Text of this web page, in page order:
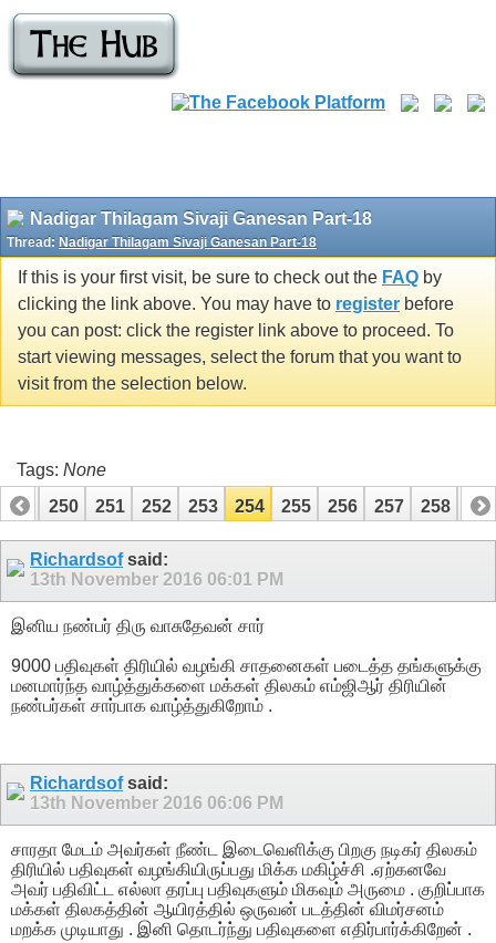
Nadigar Thilagam Sivaji Ganesan Part-18
Thread: Nadigar Thilagam Sivaji Ganesan Part-18
If this is your first visit, be sure to check out the FAQ by
clicking the link above. You may have to register before
you can post: click the register link above to proceed. To
start viewing messages, select the forum that you want to
visit from the selection below.
Tags: None
249
250 251 252 253 254 255 256 257 258 259
269 270
Richardsofsaid:
13th November 2016 06:01 PM
இனிய நண்பர் திரு வாசுதேவன் சார்
9000 பதிவுகள் திரியில் வழங்கி சாதனைகள் படைத்த தங்களுக்கு
மனமார்ந்த வாழ்த்துக்களை மக்கள் திலகம் எம்ஜிஆர் திரியின்
நண்பர்கள் சார்பாக வாழ்த்துகிறோம் .
Richardsofsaid:
13th November 2016 06:06 PM
சாரதா மேடம் அவர்கள் நீண்ட இடைவெளிக்கு பிறகு நடிகர் திலகம்
திரியில் பதிவுகள் வழங்கியிருப்பது மிக்க மகிழ்ச்சி .ஏற்கனவே
அவர் பதிவிட்ட எல்லா தரப்பு பதிவுகளும் மிகவும் அருமை . குறிப்பாக
மக்கள் திலகத்தின் ஆயிரத்தில் ஒருவன் படத்தின் விமர்சனம்
மறக்க முடியாது . இனி தொடர்ந்து பதிவுகளை எதிர்பார்க்கிறேன் .